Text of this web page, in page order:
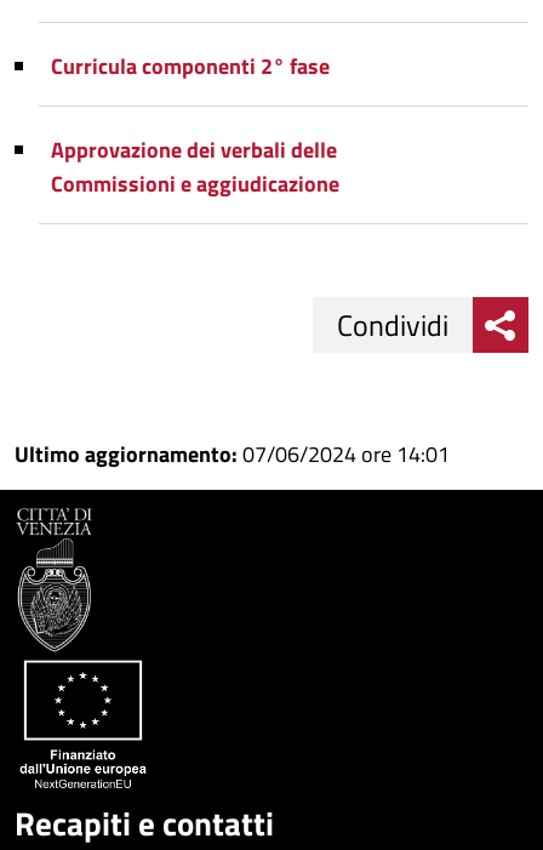
Curricula componenti 2° fase
Approvazione dei verbali delle
Commissioni e aggiudicazione
su
Facebook
Condividi
su
Condividi
Condividi
Ultimo aggiornamento:07/06/2024 ore 14:01
Recapiti e contatti